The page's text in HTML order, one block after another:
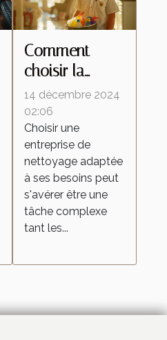
Comment
choisir la
meilleure
entreprise de
nettoyage
pour vos
besoins
14 décembre 2024
02:06
Choisir une
entreprise de
nettoyage adaptée
à ses besoins peut
s'avérer être une
tâche complexe
tant les...